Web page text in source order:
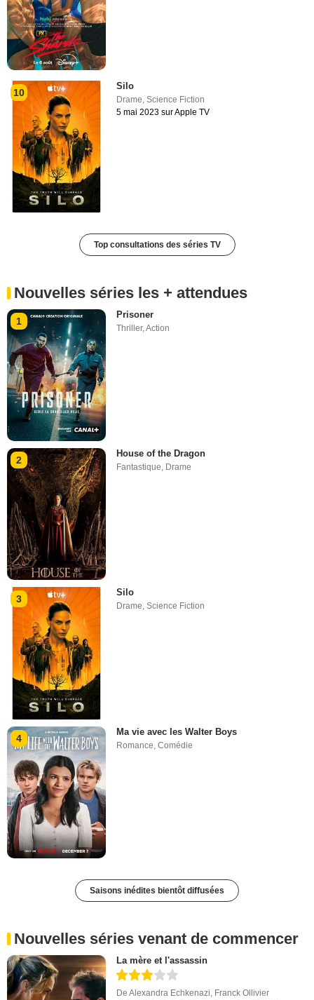
10
Silo
Drame ,Science Fiction
5 mai 2023 sur Apple TV
Top consultations des séries TV
Nouvelles séries les + attendues
1
Prisoner
Thriller,Action
2
House of the Dragon
Fantastique, Drame
3
Silo
Drame,Science Fiction
4
Ma vie avec les Walter Boys
Romance ,Comédie
Saisons inédites bientôt diffusées
Nouvelles séries venant de commencer
La mère et l'assassin
DeAlexandra Echkenazi, Franck Ollivier